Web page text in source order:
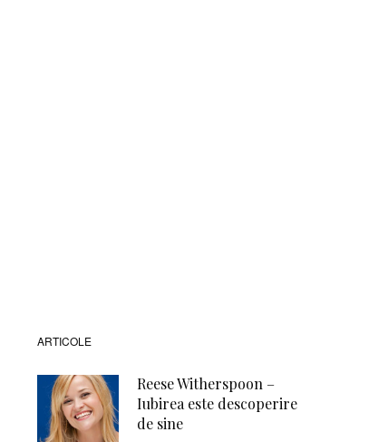
ARTICOLE
Reese Witherspoon –
Iubirea este descoperire
de sine